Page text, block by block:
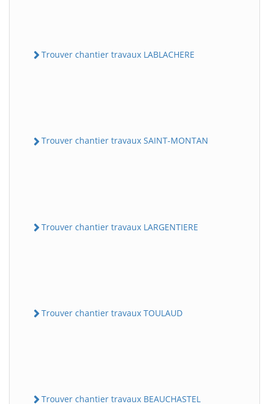
Trouver chantier travaux LABLACHERE
Trouver chantier travaux SAINT-MONTAN
Trouver chantier travaux LARGENTIERE
Trouver chantier travaux TOULAUD
Trouver chantier travaux BEAUCHASTEL